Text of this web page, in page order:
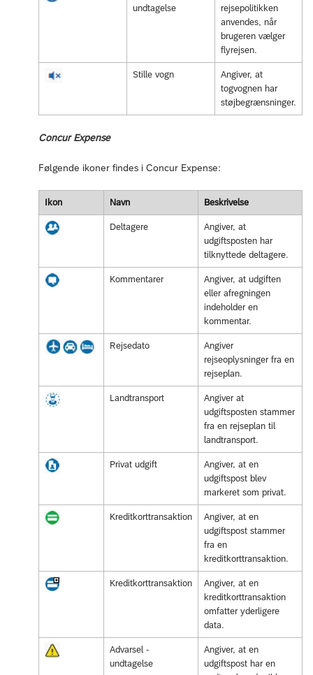
undtagelse
rejsepolitikken
anvendes, når
brugeren vælger
flyrejsen.
Stille vogn
Angiver, at
togvognen har
støjbegrænsninger.
Concur Expense
Følgende ikoner findes i Concur Expense:
Ikon Navn Beskrivelse
Deltagere
Angiver, at
udgiftsposten har
tilknyttede deltagere.
Kommentarer
Angiver, at udgiften
eller afregningen
indeholder en
kommentar.
Rejsedato
Angiver
rejseoplysninger fra en
rejseplan.
Landtransport
Angiver at
udgiftsposten stammer
fra en rejseplan til
landtransport.
Privat udgift
Angiver, at en
udgiftspost blev
markeret som privat.
Kreditkorttransaktion
Angiver, at en
udgiftspost stammer
fra en
kreditkorttransaktion.
Kreditkorttransaktion
Angiver, at en
kreditkorttransaktion
omfatter yderligere
data.
Advarsel -
undtagelse
Angiver, at en
udgiftspost har en